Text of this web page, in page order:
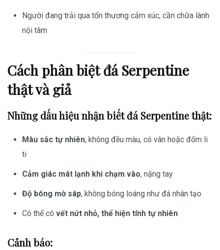
Người đang trải qua tổn thương cảm xúc, cần chữa lành
nội tâm
Cách phân biệt đá Serpentine
thật và giả
Những dấu hiệu nhận biết đá Serpentine thật:
Màu sắc tự nhiên, không đều màu, có vân hoặc đốm li
ti
Cảm giác mát lạnh khi chạm vào, nặng tay
Độ bóng mờ sáp, không bóng loáng như đá nhân tạo
Có thể có vết nứt nhỏ, thể hiện tính tự nhiên
Cảnh báo: